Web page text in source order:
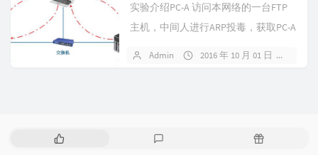
实验介绍PC-A 访问本网络的一台FTP
主机，中间人进行ARP投毒，获取PC-A
Admin 2016 年 10 月 01 日
热
随